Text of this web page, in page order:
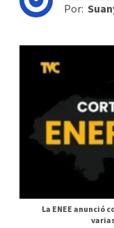
Por:
La ENEE anunció